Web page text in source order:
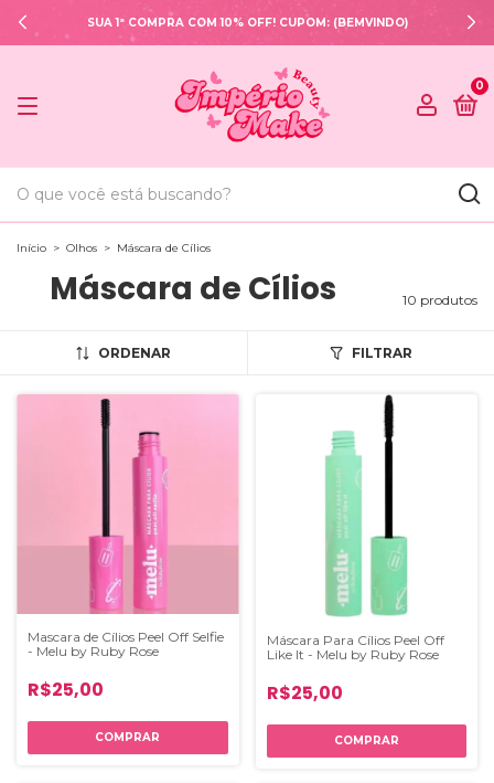
SUA 1ª COMPRA COM 10% OFF! CUPOM: (BEMVINDO)
0
Início > Olhos > Máscara de Cílios
Máscara de Cílios 10 produtos
ORDENAR FILTRAR
Mascara de Cílios Peel Off Selfie
- Melu by Ruby Rose
R$25,00
Máscara Para Cílios Peel Off
Like It - Melu by Ruby Rose
R$25,00